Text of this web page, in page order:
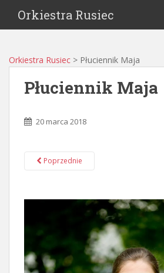
Orkiestra Rusiec
Orkiestra Rusiec > Płuciennik Maja
Płuciennik Maja
20 marca 2018
Poprzednie